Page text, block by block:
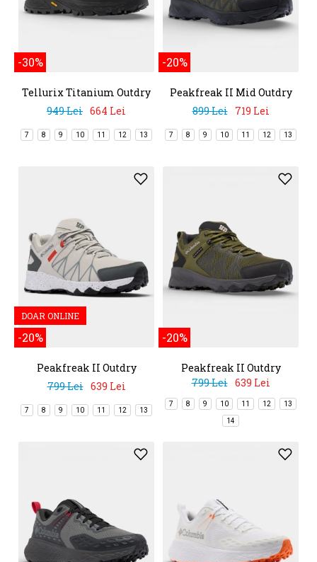
-30%
Tellurix Titanium Outdry
949 Lei 664 Lei
7 8 9 10 11 12 13
-20%
Peakfreak II Mid Outdry
899 Lei
719 Lei
7 8 9 10 11 12 13
DOAR ONLINE
-20%
Peakfreak II Outdry
799 Lei 639 Lei
7 8 9 10 11 12 13
-20%
Peakfreak II Outdry
799 Lei 639 Lei
7 8 9 10 11 12 13
14